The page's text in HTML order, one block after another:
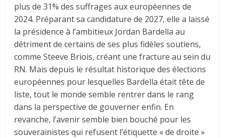
plus de 31% des suffrages aux européennes de
2024. Préparant sa candidature de 2027, elle a laissé
la présidence à l’ambitieux Jordan Bardella au
détriment de certains de ses plus fidèles soutiens,
comme Steeve Briois, créant une fracture au sein du
RN. Mais depuis le résultat historique des élections
européennes pour lesquelles Bardella était tête de
liste, tout le monde semble rentrer dans le rang
dans la perspective de gouverner enfin. En
revanche, l’avenir semble bien bouché pour les
souverainistes qui refusent l’étiquette « de droite »